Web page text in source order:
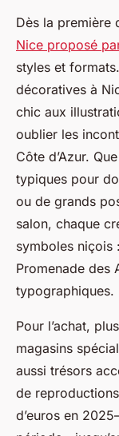
Dès la première
Nice proposé
styles et
décoratives à
chic aux
oublier les
Côte d’Azur.
typiques pour
ou de grands
salon, chaque
symboles niçois
Promenade des
typographiques.
Pour l’achat,
magasins
aussi trésors
de
d’euros en